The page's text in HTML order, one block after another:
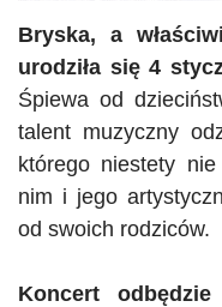
Bryska, a
urodziła się 4
Śpiewa od
talent muzyczny
którego niestety
nim i jego
od swoich rodziców.
Koncert